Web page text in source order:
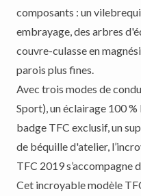
composants : un
embrayage, des arbres
couvre-culasse en
parois plus fines.
Avec trois modes de
Sport), un éclairage 100
badge TFC exclusif, un
de béquille d'atelier,
TFC 2019 s’accompagne
Cet incroyable modèle